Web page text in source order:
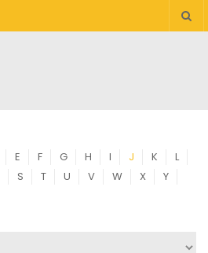
E F G H I J K
L
S T U V W X
Y